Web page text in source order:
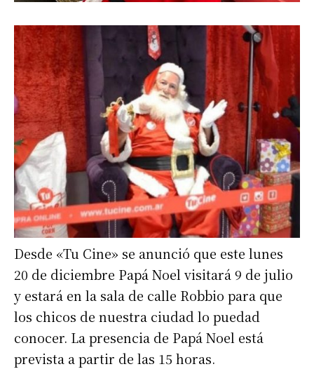
Desde «Tu Cine» se anunció que este lunes
20 de diciembre Papá Noel visitará 9 de julio
y estará en la sala de calle Robbio para que
los chicos de nuestra ciudad lo puedad
conocer. La presencia de Papá Noel está
prevista a partir de las 15 horas.